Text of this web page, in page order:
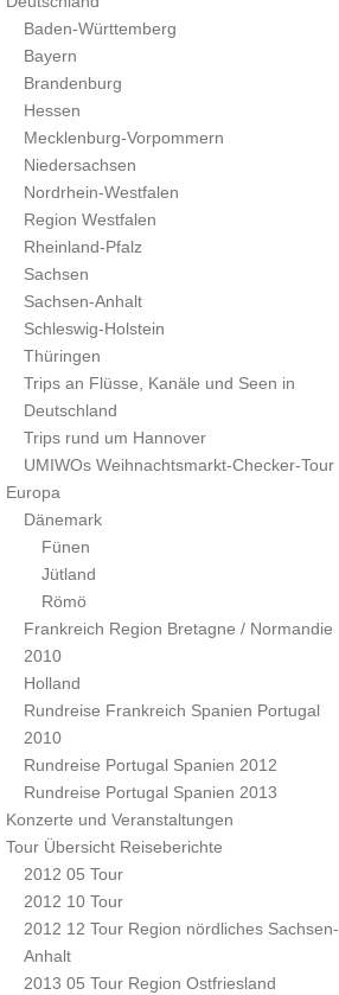
Baden-Württemberg
Bayern
Brandenburg
Hessen
Mecklenburg-Vorpommern
Niedersachsen
Nordrhein-Westfalen
Region Westfalen
Rheinland-Pfalz
Sachsen
Sachsen-Anhalt
Schleswig-Holstein
Thüringen
Trips an Flüsse, Kanäle und Seen in
Deutschland
Trips rund um Hannover
UMIWOs Weihnachtsmarkt-Checker-Tour
Europa
Dänemark
Fünen
Jütland
Römö
Frankreich Region Bretagne / Normandie
2010
Holland
Rundreise Frankreich Spanien Portugal
2010
Rundreise Portugal Spanien 2012
Rundreise Portugal Spanien 2013
Konzerte und Veranstaltungen
Tour Übersicht Reiseberichte
2012 05 Tour
2012 10 Tour
2012 12 Tour Region nördliches Sachsen-
Anhalt
2013 05 Tour Region Ostfriesland